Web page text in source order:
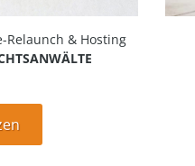
Relaunch & Hosting